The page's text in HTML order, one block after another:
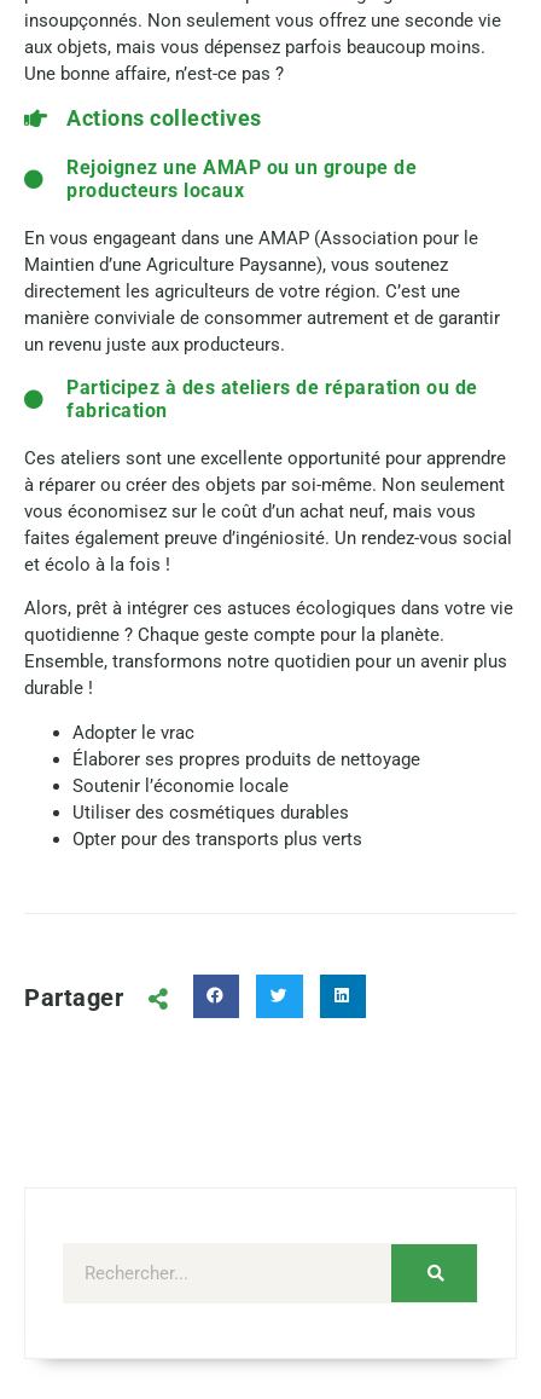
insoupçonnés. Non seulement vous offrez une seconde vie
aux objets, mais vous dépensez parfois beaucoup moins.
Une bonne affaire, n’est-ce pas ?
Actions collectives
Rejoignez une AMAP ou un groupe de
producteurs locaux
En vous engageant dans une AMAP (Association pour le
Maintien d’une Agriculture Paysanne), vous soutenez
directement les agriculteurs de votre région. C’est une
manière conviviale de consommer autrement et de garantir
un revenu juste aux producteurs.
Participez à des ateliers de réparation ou de
fabrication
Ces ateliers sont une excellente opportunité pour apprendre
à réparer ou créer des objets par soi-même. Non seulement
vous économisez sur le coût d’un achat neuf, mais vous
faites également preuve d’ingéniosité. Un rendez-vous social
et écolo à la fois !
Alors, prêt à intégrer ces astuces écologiques dans votre vie
quotidienne ? Chaque geste compte pour la planète.
Ensemble, transformons notre quotidien pour un avenir plus
durable !
Adopter le vrac
Élaborer ses propres produits de nettoyage
Soutenir l’économie locale
Utiliser des cosmétiques durables
Opter pour des transports plus verts
Partager